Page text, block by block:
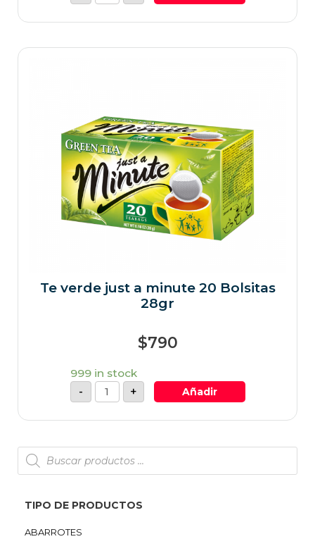
TIPO DE PRODUCTOS
ABARROTES
Te verde just a minute 20 Bolsitas
28gr
$790
999 in stock
-
+ Añadir